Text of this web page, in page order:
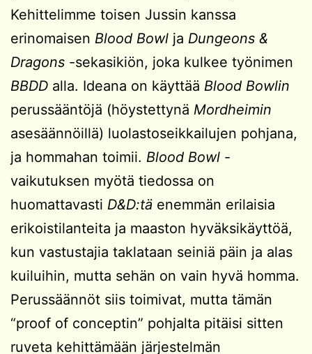
Kehittelimme toisen Jussin kanssa
erinomaisen Blood Bowl ja Dungeons &
Dragons -sekasikiön, joka kulkee työnimen
BBDD alla. Ideana on käyttää Blood Bowlin
perussääntöjä (höystettynä Mordheimin
asesäännöillä) luolastoseikkailujen pohjana,
ja hommahan toimii. Blood Bowl -
vaikutuksen myötä tiedossa on
huomattavasti D&D:tä enemmän erilaisia
erikoistilanteita ja maaston hyväksikäyttöä,
kun vastustajia taklataan seiniä päin ja alas
kuiluihin, mutta sehän on vain hyvä homma.
Perussäännöt siis toimivat, mutta tämän
“proof of conceptin” pohjalta pitäisi sitten
ruveta kehittämään järjestelmän